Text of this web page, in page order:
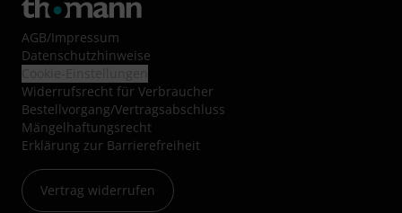
AGB/Impressum
Datenschutzhinweise
Widerrufsrecht für Verbraucher
Bestellvorgang/Vertragsabschluss
Mängelhaftungsrecht
Erklärung zur Barrierefreiheit
Vertrag widerrufen